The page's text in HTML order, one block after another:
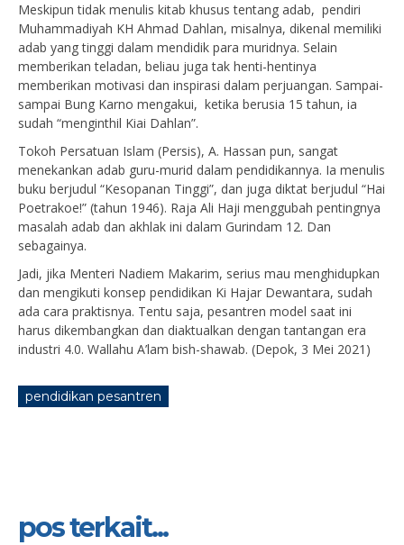
Meskipun tidak menulis kitab khusus tentang adab, pendiri
Muhammadiyah KH Ahmad Dahlan, misalnya, dikenal memiliki
adab yang tinggi dalam mendidik para muridnya. Selain
memberikan teladan, beliau juga tak henti-hentinya
memberikan motivasi dan inspirasi dalam perjuangan. Sampai-
sampai Bung Karno mengakui, ketika berusia 15 tahun, ia
sudah “menginthil Kiai Dahlan”.
Tokoh Persatuan Islam (Persis), A. Hassan pun, sangat
menekankan adab guru-murid dalam pendidikannya. Ia menulis
buku berjudul “Kesopanan Tinggi”, dan juga diktat berjudul “Hai
Poetrakoe!” (tahun 1946). Raja Ali Haji menggubah pentingnya
masalah adab dan akhlak ini dalam Gurindam 12. Dan
sebagainya.
Jadi, jika Menteri Nadiem Makarim, serius mau menghidupkan
dan mengikuti konsep pendidikan Ki Hajar Dewantara, sudah
ada cara praktisnya. Tentu saja, pesantren model saat ini
harus dikembangkan dan diaktualkan dengan tantangan era
industri 4.0. Wallahu A’lam bish-shawab. (Depok, 3 Mei 2021)
pendidikan pesantren
pos terkait...